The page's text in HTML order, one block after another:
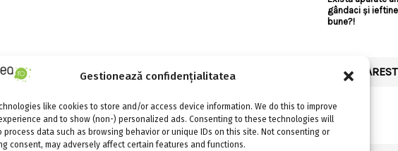
Gestionează confidențialitatea
like cookies to store and/or access device information. We do this to improve
and to show (non-) personalized ads. Consenting to these technologies will
process data such as browsing behavior or unique IDs on this site. Not consenting or
consent, may adversely affect certain features and functions.
gândaci și
bune?!